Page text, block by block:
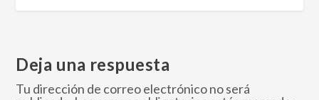
Deja una respuesta
Tu dirección de correo electrónico no será